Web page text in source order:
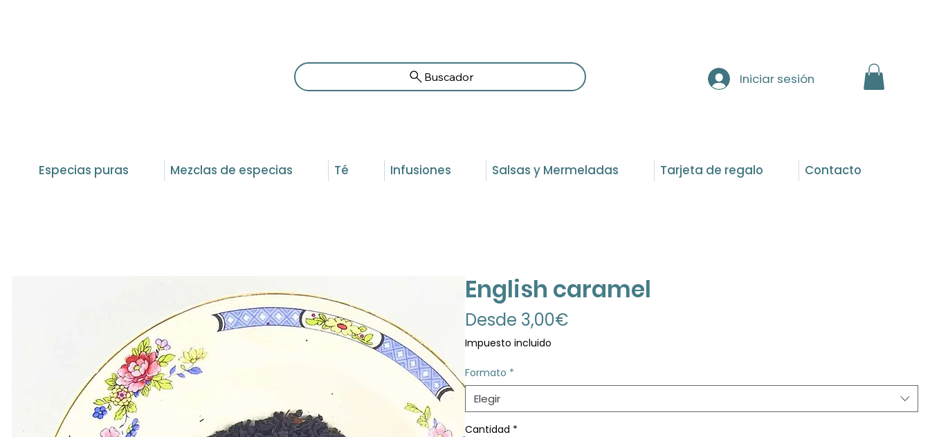
Especias puras Mezclas de especias Té Infusiones Salsas y Mermeladas Tarjeta de regalo Contacto
Buscador Iniciar sesión
English caramel
Desde 3,00€
Impuesto incluido
Formato *
Elegir
Cantidad *